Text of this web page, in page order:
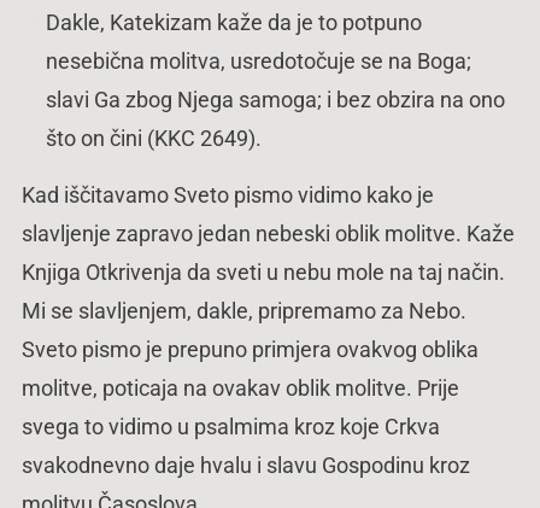
Dakle, Katekizam kaže da je to potpuno
nesebična molitva, usredotočuje se na Boga;
slavi Ga zbog Njega samoga; i bez obzira na ono
što on čini (KKC 2649).
Kad iščitavamo Sveto pismo vidimo kako je
slavljenje zapravo jedan nebeski oblik molitve. Kaže
Knjiga Otkrivenja da sveti u nebu mole na taj način.
Mi se slavljenjem, dakle, pripremamo za Nebo.
Sveto pismo je prepuno primjera ovakvog oblika
molitve, poticaja na ovakav oblik molitve. Prije
svega to vidimo u psalmima kroz koje Crkva
svakodnevno daje hvalu i slavu Gospodinu kroz